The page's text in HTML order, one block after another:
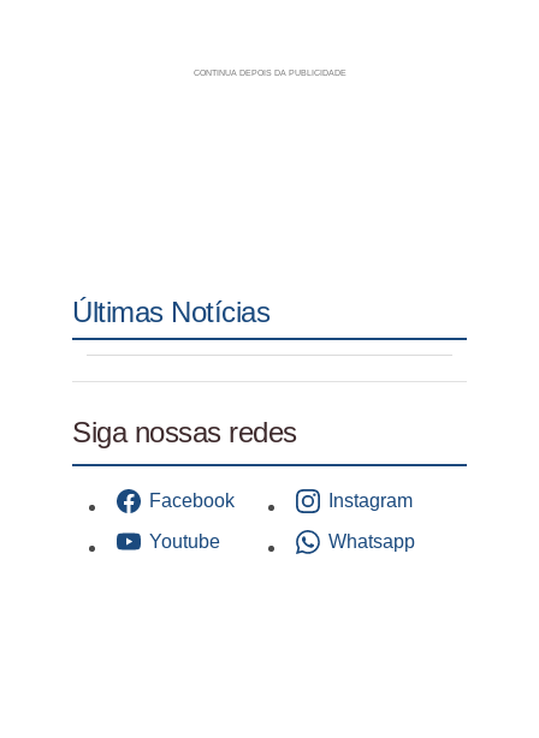
Últimas Notícias
Siga nossas redes
Facebook
Instagram
Youtube
Whatsapp